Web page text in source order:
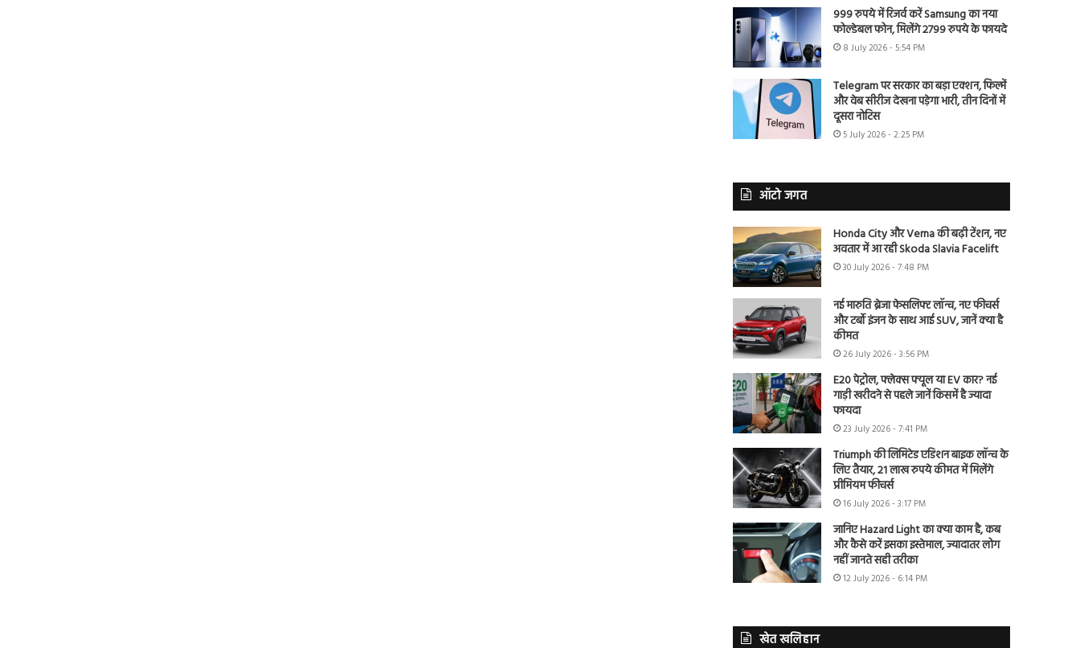
999 रुपये में रिजर्व करें Samsung का नया
फोल्डेबल फोन, मिलेंगे 2799 रुपये के फायदे
8 July 2026 - 5:54 PM
Telegram पर सरकार का बड़ा एक्शन, फिल्में
और वेब सीरीज देखना पड़ेगा भारी, तीन दिनों में
दूसरा नोटिस
5 July 2026 - 2:25 PM
ऑटो जगत
Honda City और Verna की बढ़ी टेंशन, नए
अवतार में आ रही Skoda Slavia Facelift
30 July 2026 - 7:48 PM
नई मारुति ब्रेजा फेसलिफ्ट लॉन्च, नए फीचर्स
और टर्बो इंजन के साथ आई SUV, जानें क्या है
कीमत
26 July 2026 - 3:56 PM
E20 पेट्रोल, फ्लेक्स फ्यूल या EV कार? नई
गाड़ी खरीदने से पहले जानें किसमें है ज्यादा
फायदा
23 July 2026 - 7:41 PM
Triumph की लिमिटेड एडिशन बाइक लॉन्च के
लिए तैयार, 21 लाख रुपये कीमत में मिलेंगे
प्रीमियम फीचर्स
16 July 2026 - 3:17 PM
जानिए Hazard Light का क्या काम है, कब
और कैसे करें इसका इस्तेमाल, ज्यादातर लोग
नहीं जानते सही तरीका
12 July 2026 - 6:14 PM
खेत खलिहान